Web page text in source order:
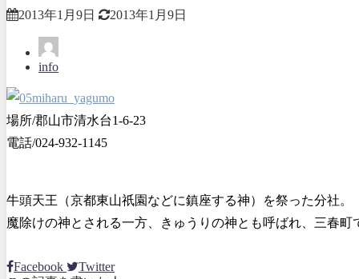
2013年1月9日 2013年1月9日
info
場所/郡山市清水台1-6-23
電話/024-932-1145
牛頭天王（京都東山祇園などに鎮座する神）を祭った分社。
魔除けの神とされる一方、きゅうりの神とも呼ばれ、三春
Facebook
Twitter